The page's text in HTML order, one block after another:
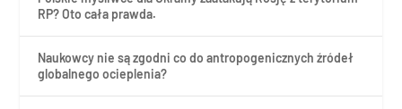
RP? Oto cała prawda.
Naukowcy nie są zgodni co do antropogenicznych źródeł
globalnego ocieplenia?